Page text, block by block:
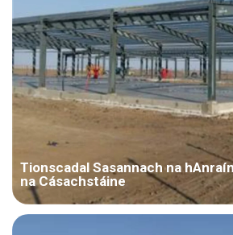
Tionscadal Sasannach na
na Cásachstáine
Tír: Casachstan Tionscal Tionsclaíochta: